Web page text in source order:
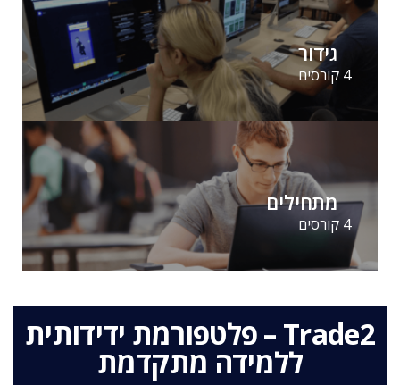
גידור
4 קורסים
מתחילים
4 קורסים
Trade2 – פלטפורמת ידידותית
ללמידה מתקדמת